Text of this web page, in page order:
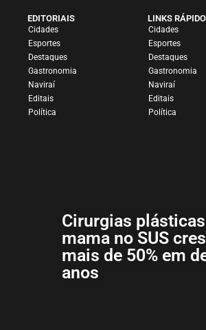
EDITORIAIS
Cidades
Esportes
Destaques
Gastronomia
Naviraí
Editais
Política
LINKS
Cidades
Esportes
Destaques
Gastronomia
Naviraí
Editais
Política
Cirurgias
mama no SUS
mais de 50% em
anos